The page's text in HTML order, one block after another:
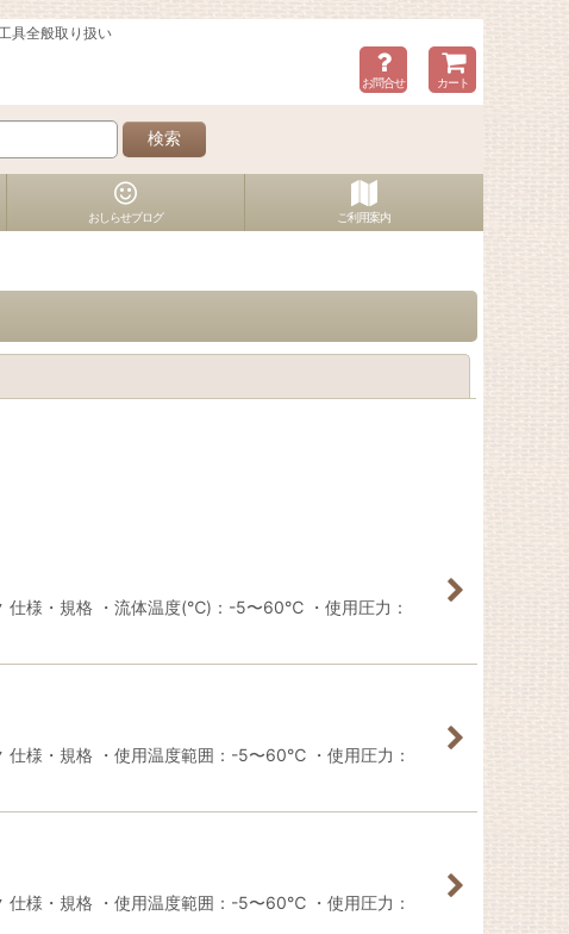
具全般取り扱い
お問合せ カート
検索
おしらせブログ ご利用案内
仕様・規格 ・流体温度(℃)：-5〜60℃ ・使用圧力：
仕様・規格 ・使用温度範囲：-5〜60℃ ・使用圧力：
仕様・規格 ・使用温度範囲：-5〜60℃ ・使用圧力：